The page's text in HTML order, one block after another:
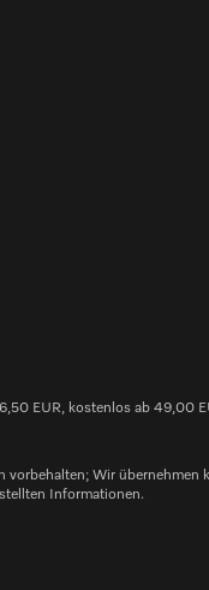
EUR, kostenlos ab 49,00
vorbehalten; Wir übernehmen
Informationen.